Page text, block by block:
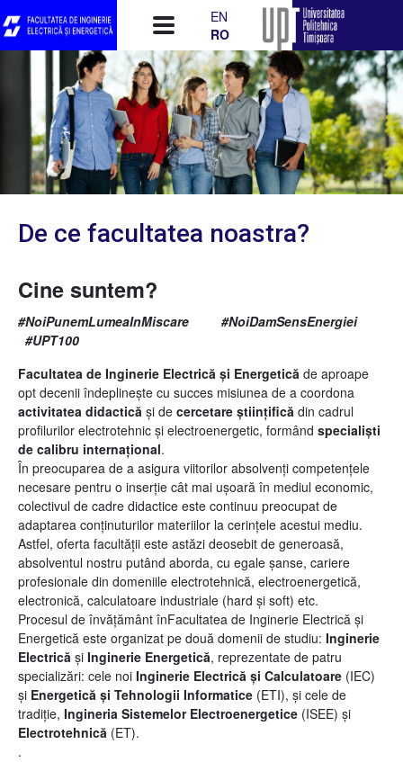
EN
RO
De ce facultatea noastra?
Cine suntem?
#NoiPunemLumeaInMiscare #NoiDamSensEnergiei
#UPT100
Facultatea de Inginerie Electrică și Energetică de aproape
opt decenii îndeplinește cu succes misiunea de a coordona
activitatea didactică și de cercetare științifică din cadrul
profilurilor electrotehnic și electroenergetic, formând specialiști
de calibru internațional.
În preocuparea de a asigura viitorilor absolvenți competențele
necesare pentru o inserție cât mai ușoară în mediul economic,
colectivul de cadre didactice este continuu preocupat de
adaptarea conținuturilor materiilor la cerințele acestui mediu.
Astfel, oferta facultății este astăzi deosebit de generoasă,
absolventul nostru putând aborda, cu egale șanse, cariere
profesionale din domeniile electrotehnică, electroenergetică,
electronică, calculatoare industriale (hard și soft) etc.
Procesul de învățământ înFacultatea de Inginerie Electrică și
Energetică este organizat pe două domenii de studiu: Inginerie
Electrică și Inginerie Energetică, reprezentate de patru
specializări: cele noi Inginerie Electrică și Calculatoare (IEC)
și Energetică și Tehnologii Informatice (ETI), și cele de
tradiție, Ingineria Sistemelor Electroenergetice (ISEE) și
Electrotehnică (ET).
.